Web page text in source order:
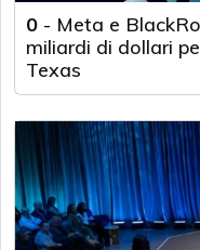
0 - Meta e
miliardi di dollari
Texas